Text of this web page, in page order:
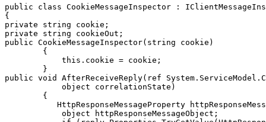
public class CookieMessageInspector :
{
private string cookie;
private string cookieOut;
public CookieMessageInspector(string cookie)
        {
            this.cookie = cookie;
        }
public void AfterReceiveReply(ref
            object correlationState)
        {
HttpResponseMessageProperty
            object httpResponseMessageObject;